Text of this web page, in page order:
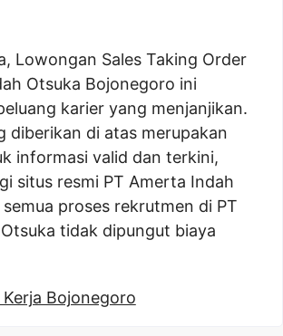
Lowongan Sales Taking Order
Otsuka Bojonegoro ini
karier yang menjanjikan.
diberikan di atas merupakan
informasi valid dan terkini,
situs resmi PT Amerta Indah
proses rekrutmen di PT
tidak dipungut biaya
Bojonegoro